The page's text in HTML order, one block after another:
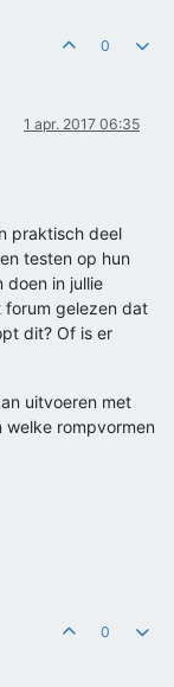
0
1 apr. 2017 06:35
praktisch deel
testen op hun
doen in jullie
forum gelezen dat
dit? Of is er
uitvoeren met
welke rompvormen
0